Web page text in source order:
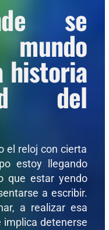
se
historia
del
el reloj con cierta
estoy llegando
que estar yendo
a escribir.
a realizar esa
implica detenerse